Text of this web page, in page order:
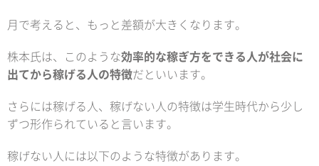
月で考えると、もっと差額が大きくなります。
株本氏は、このような効率的な稼ぎ方をできる人が社会に
出てから稼げる人の特徴だといいます。
さらには稼げる人、稼げない人の特徴は学生時代から少し
ずつ形作られていると言います。
稼げない人には以下のような特徴があります。